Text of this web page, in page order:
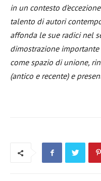
in un contesto
talento di autori
affonda le sue radici nel
dimostrazione
come spazio di unione,
(antico e recente) e